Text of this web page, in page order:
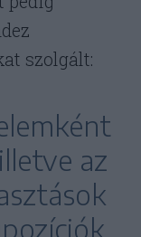
szolgált:
az